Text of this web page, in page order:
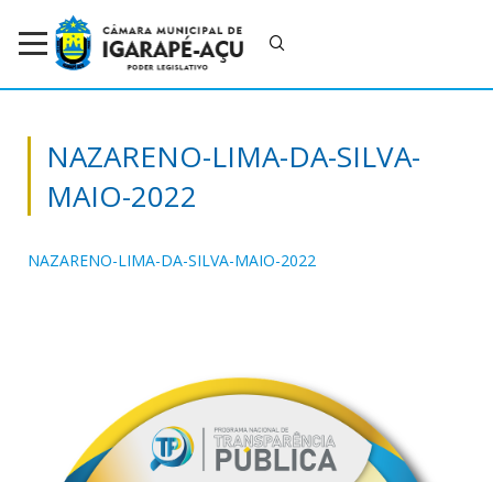
NAZARENO-LIMA-DA-SILVA-
MAIO-2022
NAZARENO-LIMA-DA-SILVA-MAIO-2022